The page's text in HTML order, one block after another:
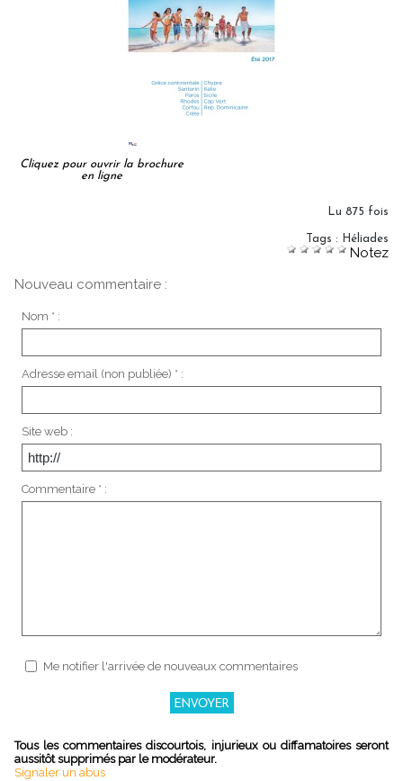
Cliquez pour ouvrir la brochure
en ligne
Lu 875 fois
Tags : Héliades
Notez
Nouveau commentaire :
Nom * :
Adresse email (non publiée) * :
Site web :
Commentaire * :
Me notifier l'arrivée de nouveaux commentaires
Tous les commentaires discourtois, injurieux ou diffamatoires seront
aussitôt supprimés par le modérateur.
Signaler un abus